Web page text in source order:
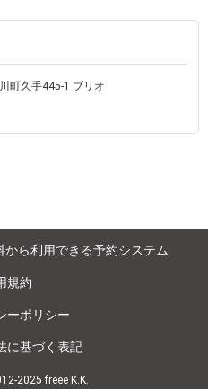
町久手445-1 ブリオ
ら利用できる予約システム
規約
ーポリシー
に基づく表記
2025 freee K.K.